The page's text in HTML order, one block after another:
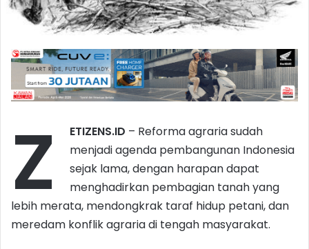
Z ETIZENS.ID – Reforma agraria sudah
menjadi agenda pembangunan Indonesia
sejak lama, dengan harapan dapat
menghadirkan pembagian tanah yang
lebih merata, mendongkrak taraf hidup petani, dan
meredam konflik agraria di tengah masyarakat.